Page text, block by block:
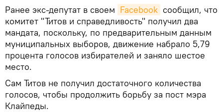
Ранее экс-депутат в своем Facebook сообщил, что
комитет "Титов и справедливость" получил два
мандата, поскольку, по предварительным данным
муниципальных выборов, движение набрало 5,79
процента голосов избирателей и заняло шестое
место.
Сам Титов не получил достаточного количества
голосов, чтобы продолжить борьбу за пост мэра
Клайпеды.